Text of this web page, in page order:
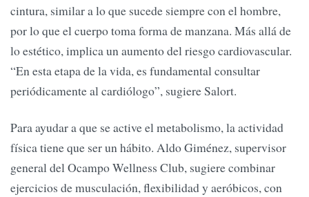
cintura, similar a lo que sucede siempre con el hombre,
por lo que el cuerpo toma forma de manzana. Más allá de
lo estético, implica un aumento del riesgo cardiovascular.
“En esta etapa de la vida, es fundamental consultar
periódicamente al cardiólogo”, sugiere Salort.
Para ayudar a que se active el metabolismo, la actividad
física tiene que ser un hábito. Aldo Giménez, supervisor
general del Ocampo Wellness Club, sugiere combinar
ejercicios de musculación, flexibilidad y aeróbicos, con